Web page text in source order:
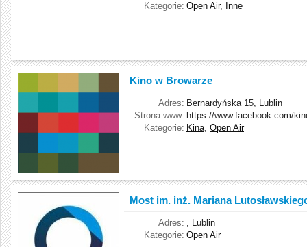
Kategorie: Open Air, Inne
Kino w Browarze
Adres: Bernardyńska 15, Lublin
Strona www: https://www.facebook.com/
Kategorie: Kina, Open Air
Most im. inż. Mariana
Adres: , Lublin
Kategorie: Open Air